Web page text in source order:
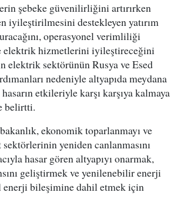
şebeke güvenilirliğini artırırken
iyileştirilmesini destekleyen yatırım
operasyonel verimliliği
elektrik hizmetlerini iyileştireceğini
elektrik sektörünün Rusya ve Esed
nedeniyle altyapıda meydana
etkileriyle karşı karşıya kalmaya
belirtti.
ekonomik toparlanmayı ve
yeniden canlanmasını
hasar gören altyapıyı onarmak,
geliştirmek ve yenilenebilir enerji
bileşimine dahil etmek için